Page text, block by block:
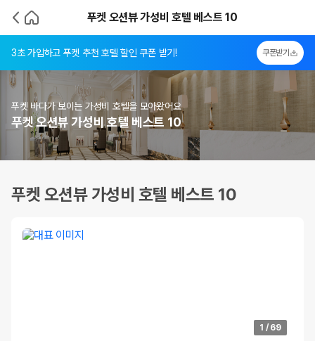
푸켓 오션뷰 가성비 호텔 베스트 10
3초 가입하고 푸켓 추천 호텔 할인 쿠폰 받기! 쿠폰받기
푸켓 바다가 보이는 가성비 호텔을 모아왔어요
푸켓 오션뷰 가성비 호텔 베스트 10
푸켓 오션뷰 가성비 호텔 베스트 10
1 / 69